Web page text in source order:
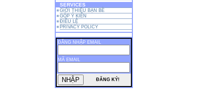
SERVICES
GIỚI THIỆU BẠN BÈ
GÓP Ý KIẾN
ĐIỀU LỆ
PRIVACY POLICY
ĐĂNG NHẬP EMAIL
MÃ EMAIL
ĐĂNG KÝ!